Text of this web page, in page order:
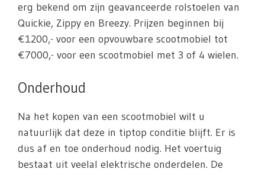
erg bekend om zijn geavanceerde rolstoelen van
Quickie, Zippy en Breezy. Prijzen beginnen bij
€1200,- voor een opvouwbare scootmobiel tot
€7000,- voor een scootmobiel met 3 of 4 wielen.
Onderhoud
Na het kopen van een scootmobiel wilt u
natuurlijk dat deze in tiptop conditie blijft. Er is
dus af en toe onderhoud nodig. Het voertuig
bestaat uit veelal elektrische onderdelen. De